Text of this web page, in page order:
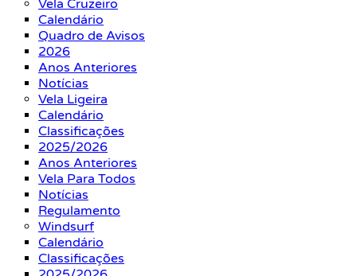
Vela Cruzeiro
Calendário
Quadro de Avisos
2026
Anos Anteriores
Notícias
Vela Ligeira
Calendário
Classificações
2025/2026
Anos Anteriores
Vela Para Todos
Notícias
Regulamento
Windsurf
Calendário
Classificações